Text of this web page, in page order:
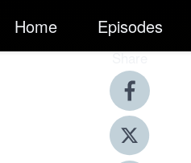
Home Episodes
Share